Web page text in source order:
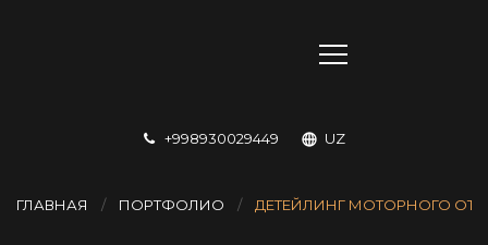
+998930029449 UZ
ГЛАВНАЯ ПОРТФОЛИО ДЕТЕЙЛИНГ МОТОРНОГО